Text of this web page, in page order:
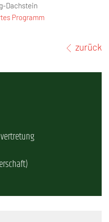
Dachstein
Programm
zurück